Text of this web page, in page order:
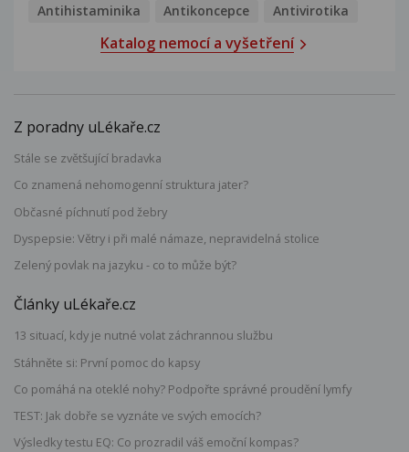
Antihistaminika
Antikoncepce Antivirotika
Katalog nemocí a vyšetření
Z poradny uLékaře.cz
Stále se zvětšující bradavka
Co znamená nehomogenní struktura jater?
Občasné píchnutí pod žebry
Dyspepsie: Větry i při malé námaze, nepravidelná stolice
Zelený povlak na jazyku - co to může být?
Články uLékaře.cz
13 situací, kdy je nutné volat záchrannou službu
Stáhněte si: První pomoc do kapsy
Co pomáhá na oteklé nohy? Podpořte správné proudění lymfy
TEST: Jak dobře se vyznáte ve svých emocích?
Výsledky testu EQ: Co prozradil váš emoční kompas?